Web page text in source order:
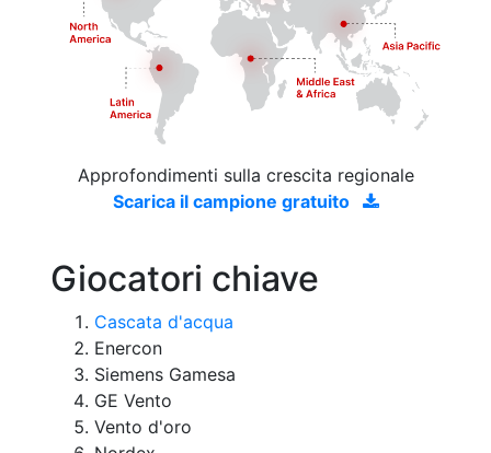
Approfondimenti sulla crescita regionale
Scarica il campione gratuito
Giocatori chiave
Cascata d'acqua
Enercon
Siemens Gamesa
GE Vento
Vento d'oro